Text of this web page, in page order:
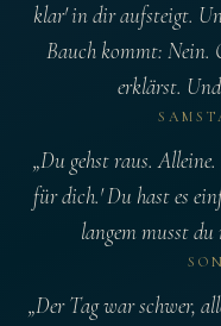
klar'in dir aufsteigt.
Bauch kommt: Nein.
erklärst.
„Du gehst raus.
für dich.'Du hast es
langem musst
„Der Tag war schwer,